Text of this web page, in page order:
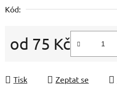
Kód:
od 75 Kč
Tisk Zeptat se